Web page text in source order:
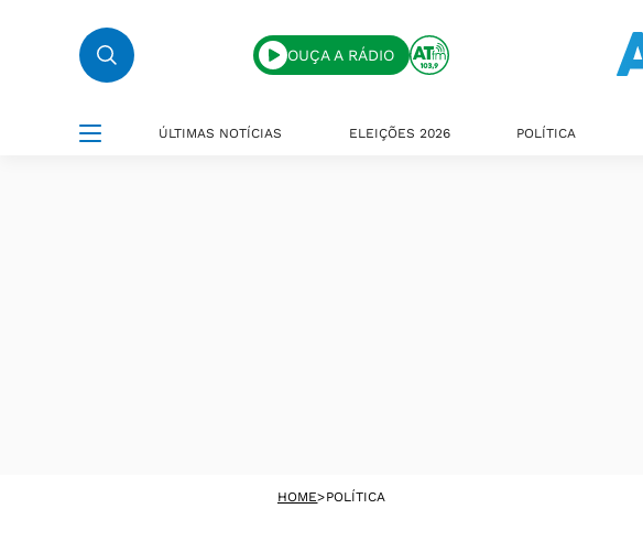
OUÇA A RÁDIO
ÚLTIMAS NOTÍCIAS ELEIÇÕES 2026 POLÍTICA
HOME>POLÍTICA